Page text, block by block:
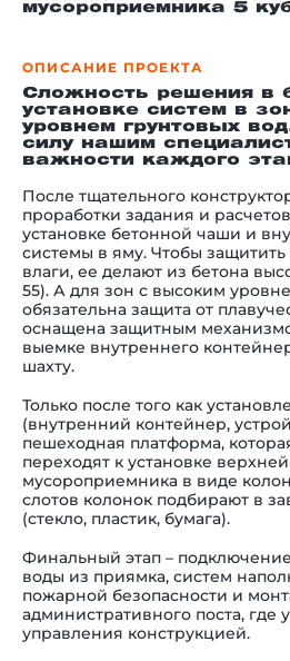
мусороприемника 5
ОПИСАНИЕ ПРОЕКТА
Сложность решения в
установке систем в
уровнем грунтовых
силу нашим
важности каждого
После тщательного
проработки задания и
установке бетонной чаши и
системы в яму. Чтобы
влаги, ее делают из бетона
55). А для зон с высоким
обязательна защита от
оснащена защитным
выемке внутреннего
шахту.
Только после того как
(внутренний контейнер,
пешеходная платформа,
переходят к установке
мусороприемника в виде
слотов колонок подбирают в
(стекло, пластик, бумага).
Финальный этап –
воды из приямка, систем
пожарной безопасности и
административного поста, где
управления конструкцией.